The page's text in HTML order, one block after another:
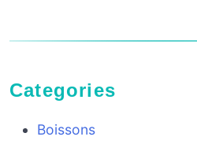
Categories
Boissons